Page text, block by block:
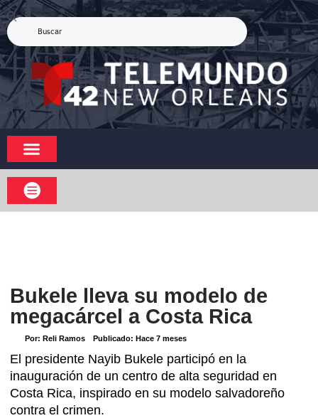
Bukele lleva su modelo de
megacárcel a Costa Rica
Por: Reli Ramos Publicado: Hace 7 meses
El presidente Nayib Bukele participó en la
inauguración de un centro de alta seguridad en
Costa Rica, inspirado en su modelo salvadoreño
contra el crimen.